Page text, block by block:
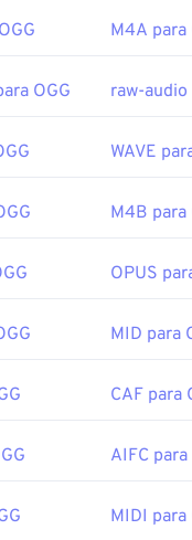
M4A para
OGG raw-audio
WAVE
M4B para
OPUS
MID para
CAF para
AIFC para
MIDI para